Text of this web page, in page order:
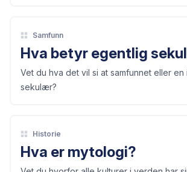
Samfunn
Hva betyr egentlig
Vet du hva det vil si at samfunnet eller en
sekulær?
Historie
Hva er mytologi?